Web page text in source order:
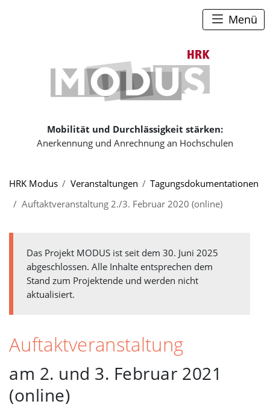
Mobilität und Durchlässigkeit stärken:
Anerkennung und Anrechnung an Hochschulen
Menü
HRK Modus
Veranstaltungen
Tagungs­doku­menta­tionen
Auftaktveranstaltung 2./3. Februar 2020 (online)
Das Projekt MODUS ist seit dem 30. Juni 2025
abgeschlossen. Alle Inhalte entsprechen dem
Stand zum Projektende und werden nicht
aktualisiert.
Auftaktveranstaltung
am 2. und 3. Februar 2021
(online)